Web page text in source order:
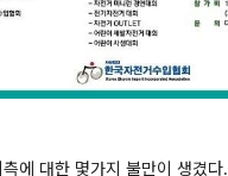
에 대한 몇가지 불만이 생겼다.